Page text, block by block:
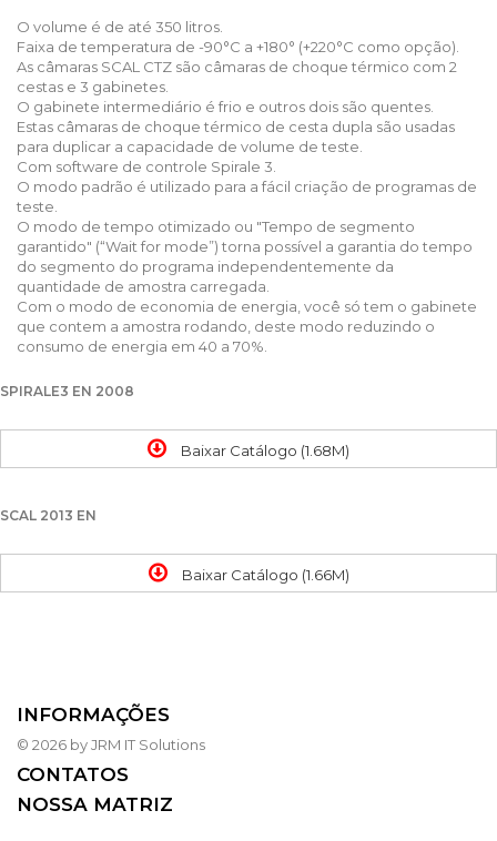
O volume é de até 350 litros.
Faixa de temperatura de -90°C a +180° (+220°C como opção).
As câmaras SCAL CTZ são câmaras de choque térmico com 2
cestas e 3 gabinetes.
O gabinete intermediário é frio e outros dois são quentes.
Estas câmaras de choque térmico de cesta dupla são usadas
para duplicar a capacidade de volume de teste.
Com software de controle Spirale 3.
O modo padrão é utilizado para a fácil criação de programas de
teste.
O modo de tempo otimizado ou "Tempo de segmento
garantido" (“Wait for mode”) torna possível a garantia do tempo
do segmento do programa independentemente da
quantidade de amostra carregada.
Com o modo de economia de energia, você só tem o gabinete
que contem a amostra rodando, deste modo reduzindo o
consumo de energia em 40 a 70%.
SPIRALE3 EN 2008
Baixar Catálogo (1.68M)
SCAL 2013 EN
Baixar Catálogo (1.66M)
INFORMAÇÕES
© 2026 by JRM IT Solutions
CONTATOS
NOSSA MATRIZ